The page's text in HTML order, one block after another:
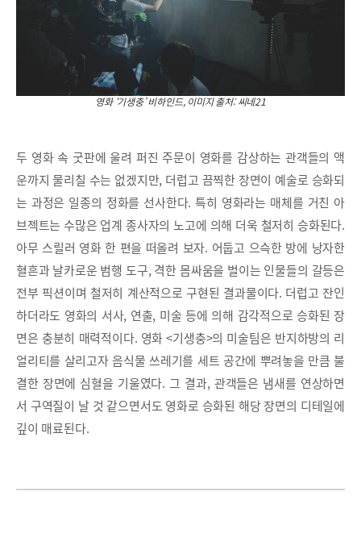
영화 ‘기생충’ 비하인드, 이미지 출처: 씨네21
두 영화 속 굿판에 울려 퍼진 주문이 영화를 감상하는 관객들의 액
운까지 물리칠 수는 없겠지만, 더럽고 끔찍한 장면이 예술로 승화되
는 과정은 일종의 정화를 선사한다. 특히 영화라는 매체를 거친 아
브젝트는 수많은 업계 종사자의 노고에 의해 더욱 철저히 승화된다.
아무 스릴러 영화 한 편을 떠올려 보자. 어둡고 으슥한 방에 낭자한
혈흔과 날카로운 범행 도구, 격한 몸싸움을 벌이는 인물들의 갈등은
전부 픽션이며 철저히 계산적으로 구현된 결과물이다. 더럽고 잔인
하더라도 영화의 서사, 연출, 미술 등에 의해 감각적으로 승화된 장
면은 충분히 매력적이다. 영화 <기생충>의 미술팀은 반지하방의 리
얼리티를 살리고자 음식물 쓰레기를 세트 공간에 뿌려놓을 만큼 불
결한 장면에 심혈을 기울였다. 그 결과, 관객들은 냄새를 연상하면
서 구역질이 날 것 같으면서도 영화로 승화된 해당 장면의 디테일에
깊이 매료된다.